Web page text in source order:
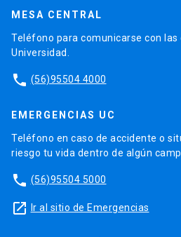
MESA CENTRAL
Teléfono para comunicarse con
Universidad.
phone (56)95504 4000
EMERGENCIAS UC
Teléfono en caso de accidente o
riesgo tu vida dentro de algún
phone (56)95504 5000
launch Ir al sitio de Emergencias